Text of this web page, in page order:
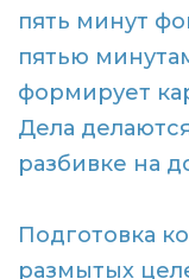
пять минут
пятью
формирует
Дела
разбивке на
Подготовка
размытых